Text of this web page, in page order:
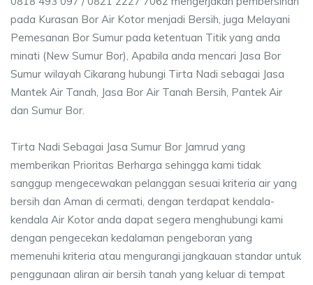
pada Kurasan Bor Air Kotor menjadi Bersih, juga Melayani
Pemesanan Bor Sumur pada ketentuan Titik yang anda
minati (New Sumur Bor), Apabila anda mencari Jasa Bor
Sumur wilayah Cikarang hubungi Tirta Nadi sebagai Jasa
Mantek Air Tanah, Jasa Bor Air Tanah Bersih, Pantek Air
dan Sumur Bor.
Tirta Nadi Sebagai Jasa Sumur Bor Jamrud yang
memberikan Prioritas Berharga sehingga kami tidak
sanggup mengecewakan pelanggan sesuai kriteria air yang
bersih dan Aman di cermati, dengan terdapat kendala-
kendala Air Kotor anda dapat segera menghubungi kami
dengan pengecekan kedalaman pengeboran yang
memenuhi kriteria atau mengurangi jangkauan standar untuk
penggunaan aliran air bersih tanah yang keluar di tempat